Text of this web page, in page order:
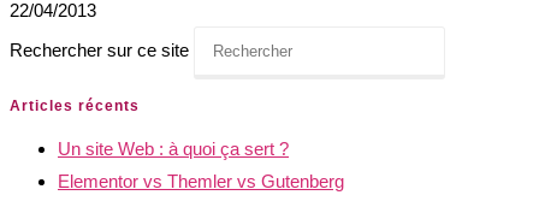
22/04/2013
Rechercher sur ce site
Articles récents
Un site Web : à quoi ça sert ?
Elementor vs Themler vs Gutenberg